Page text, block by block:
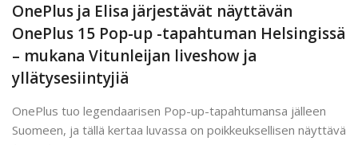
OnePlus ja Elisa järjestävät näyttävän
OnePlus 15 Pop-up -tapahtuman Helsingissä
– mukana Vitunleijan liveshow ja
yllätysesiintyjiä
OnePlus tuo legendaarisen Pop-up-tapahtumansa jälleen
Suomeen, ja tällä kertaa luvassa on poikkeuksellisen näyttävä